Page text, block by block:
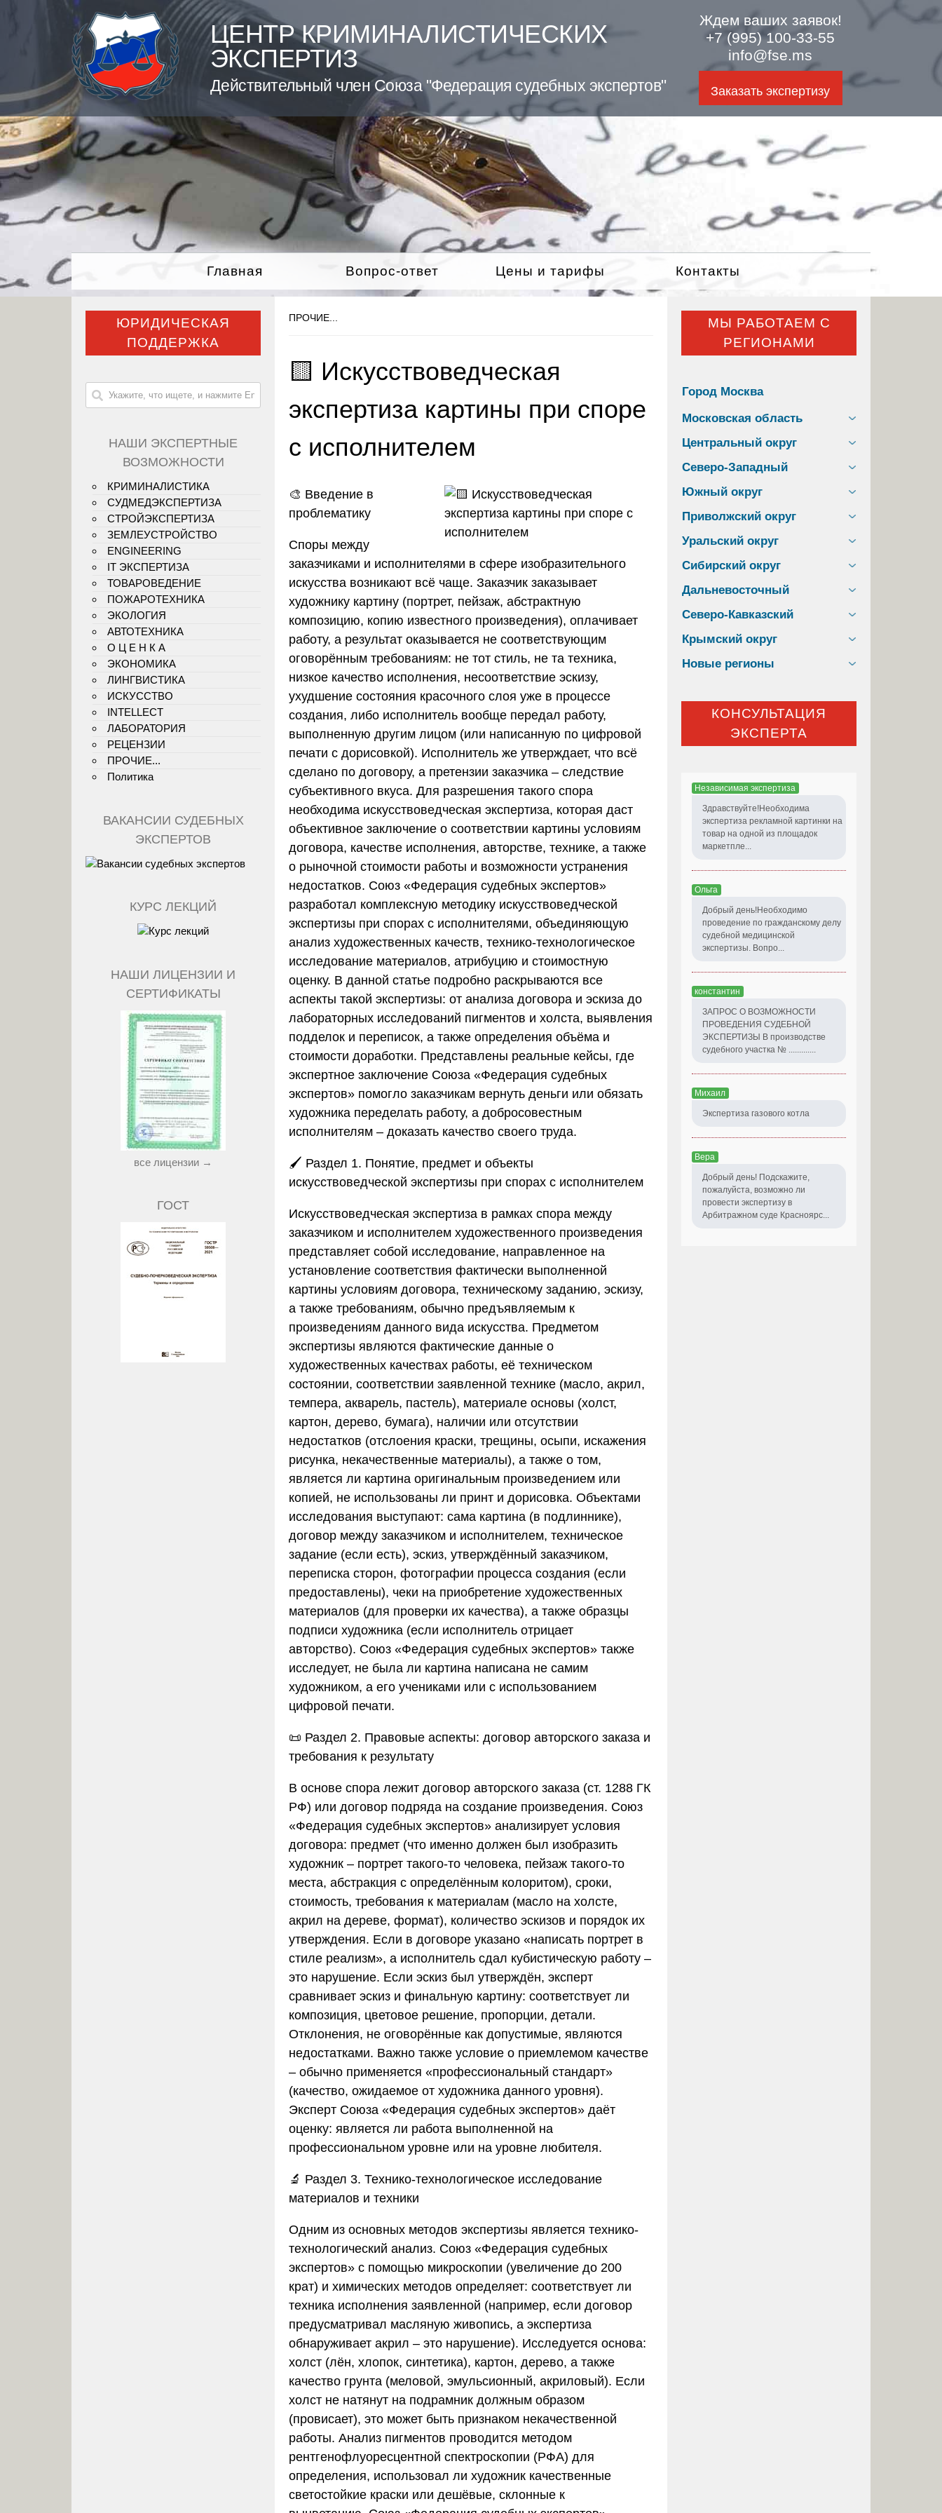
ЦЕНТР КРИМИНАЛИСТИЧЕСКИХ
ЭКСПЕРТИЗ
Действительный член Союза "Федерация судебных экспертов"
Ждем ваших заявок!
+7 (995) 100-33-55
info@fse.ms
Заказать экспертизу
Главная Вопрос-ответ Цены и тарифы Контакты
ПРОЧИЕ...
🟨 Искусствоведческая
экспертиза картины при споре
с исполнителем
🎨 Введение в
проблематику
Споры между
заказчиками и исполнителями в сфере изобразительного
искусства возникают всё чаще. Заказчик заказывает
художнику картину (портрет, пейзаж, абстрактную
композицию, копию известного произведения), оплачивает
работу, а результат оказывается не соответствующим
оговорённым требованиям: не тот стиль, не та техника,
низкое качество исполнения, несоответствие эскизу,
ухудшение состояния красочного слоя уже в процессе
создания, либо исполнитель вообще передал работу,
выполненную другим лицом (или написанную по цифровой
печати с дорисовкой). Исполнитель же утверждает, что всё
сделано по договору, а претензии заказчика – следствие
субъективного вкуса. Для разрешения такого спора
необходима искусствоведческая экспертиза, которая даст
объективное заключение о соответствии картины условиям
договора, качестве исполнения, авторстве, технике, а также
о рыночной стоимости работы и возможности устранения
недостатков. Союз «Федерация судебных экспертов»
разработал комплексную методику искусствоведческой
экспертизы при спорах с исполнителями, объединяющую
анализ художественных качеств, технико-технологическое
исследование материалов, атрибуцию и стоимостную
оценку. В данной статье подробно раскрываются все
аспекты такой экспертизы: от анализа договора и эскиза до
лабораторных исследований пигментов и холста, выявления
подделок и переписок, а также определения объёма и
стоимости доработки. Представлены реальные кейсы, где
экспертное заключение Союза «Федерация судебных
экспертов» помогло заказчикам вернуть деньги или обязать
художника переделать работу, а добросовестным
исполнителям – доказать качество своего труда.
🖌️ Раздел 1. Понятие, предмет и объекты
искусствоведческой экспертизы при спорах с исполнителем
Искусствоведческая экспертиза в рамках спора между
заказчиком и исполнителем художественного произведения
представляет собой исследование, направленное на
установление соответствия фактически выполненной
картины условиям договора, техническому заданию, эскизу,
а также требованиям, обычно предъявляемым к
произведениям данного вида искусства. Предметом
экспертизы являются фактические данные о
художественных качествах работы, её техническом
состоянии, соответствии заявленной технике (масло, акрил,
темпера, акварель, пастель), материале основы (холст,
картон, дерево, бумага), наличии или отсутствии
недостатков (отслоения краски, трещины, осыпи, искажения
рисунка, некачественные материалы), а также о том,
является ли картина оригинальным произведением или
копией, не использованы ли принт и дорисовка. Объектами
исследования выступают: сама картина (в подлиннике),
договор между заказчиком и исполнителем, техническое
задание (если есть), эскиз, утверждённый заказчиком,
переписка сторон, фотографии процесса создания (если
предоставлены), чеки на приобретение художественных
материалов (для проверки их качества), а также образцы
подписи художника (если исполнитель отрицает
авторство). Союз «Федерация судебных экспертов» также
исследует, не была ли картина написана не самим
художником, а его учениками или с использованием
цифровой печати.
📜 Раздел 2. Правовые аспекты: договор авторского заказа и
требования к результату
В основе спора лежит договор авторского заказа (ст. 1288 ГК
РФ) или договор подряда на создание произведения. Союз
«Федерация судебных экспертов» анализирует условия
договора: предмет (что именно должен был изобразить
художник – портрет такого-то человека, пейзаж такого-то
места, абстракция с определённым колоритом), сроки,
стоимость, требования к материалам (масло на холсте,
акрил на дереве, формат), количество эскизов и порядок их
утверждения. Если в договоре указано «написать портрет в
стиле реализм», а исполнитель сдал кубистическую работу –
это нарушение. Если эскиз был утверждён, эксперт
сравнивает эскиз и финальную картину: соответствует ли
композиция, цветовое решение, пропорции, детали.
Отклонения, не оговорённые как допустимые, являются
недостатками. Важно также условие о приемлемом качестве
– обычно применяется «профессиональный стандарт»
(качество, ожидаемое от художника данного уровня).
Эксперт Союза «Федерация судебных экспертов» даёт
оценку: является ли работа выполненной на
профессиональном уровне или на уровне любителя.
🔬 Раздел 3. Технико-технологическое исследование
материалов и техники
Одним из основных методов экспертизы является технико-
технологический анализ. Союз «Федерация судебных
экспертов» с помощью микроскопии (увеличение до 200
крат) и химических методов определяет: соответствует ли
техника исполнения заявленной (например, если договор
предусматривал масляную живопись, а экспертиза
обнаруживает акрил – это нарушение). Исследуется основа:
холст (лён, хлопок, синтетика), картон, дерево, а также
качество грунта (меловой, эмульсионный, акриловый). Если
холст не натянут на подрамник должным образом
(провисает), это может быть признаком некачественной
работы. Анализ пигментов проводится методом
рентгенофлуоресцентной спектроскопии (РФА) для
определения, использовал ли художник качественные
светостойкие краски или дешёвые, склонные к
ЮРИДИЧЕСКАЯ
ПОДДЕРЖКА
НАШИ ЭКСПЕРТНЫЕ
ВОЗМОЖНОСТИ
КРИМИНАЛИСТИКА
СУДМЕДЭКСПЕРТИЗА
СТРОЙЭКСПЕРТИЗА
ЗЕМЛЕУСТРОЙСТВО
ENGINEERING
IT ЭКСПЕРТИЗА
ТОВАРОВЕДЕНИЕ
ПОЖАРОТЕХНИКА
ЭКОЛОГИЯ
АВТОТЕХНИКА
О Ц Е Н К А
ЭКОНОМИКА
ЛИНГВИСТИКА
ИСКУССТВО
INTELLECT
ЛАБОРАТОРИЯ
РЕЦЕНЗИИ
ПРОЧИЕ...
Политика
ВАКАНСИИ СУДЕБНЫХ
ЭКСПЕРТОВ
КУРС ЛЕКЦИЙ
НАШИ ЛИЦЕНЗИИ И
СЕРТИФИКАТЫ
все лицензии →
ГОСТ
МЫ РАБОТАЕМ С
РЕГИОНАМИ
Город Москва
Московская область
Центральный округ
Северо-Западный
Южный округ
Приволжский округ
Уральский округ
Сибирский округ
Дальневосточный
Северо-Кавказский
Крымский округ
Новые регионы
КОНСУЛЬТАЦИЯ
ЭКСПЕРТА
Независимая экспертиза
Здравствуйте!Необходима
экспертиза рекламной картинки на
товар на одной из площадок
маркетпле...
Ольга
Добрый день!Необходимо
проведение по гражданскому делу
судебной медицинской
экспертизы. Вопро...
константин
ЗАПРОС О ВОЗМОЖНОСТИ
ПРОВЕДЕНИЯ СУДЕБНОЙ
ЭКСПЕРТИЗЫ В производстве
судебного участка № .............
Михаил
Экспертиза газового котла
Вера
Добрый день! Подскажите,
пожалуйста, возможно ли
провести экспертизу в
Арбитражном суде Красноярс...